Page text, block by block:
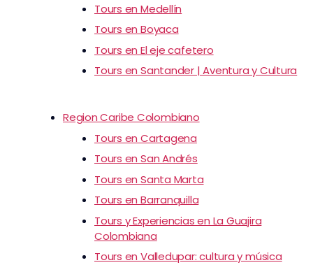
Tours en Medellín
Tours en Boyaca
Tours en El eje cafetero
Tours en Santander | Aventura y Cultura
Region Caribe Colombiano
Tours en Cartagena
Tours en San Andrés
Tours en Santa Marta
Tours en Barranquilla
Tours y Experiencias en La Guajira
Colombiana
Tours en Valledupar: cultura y música